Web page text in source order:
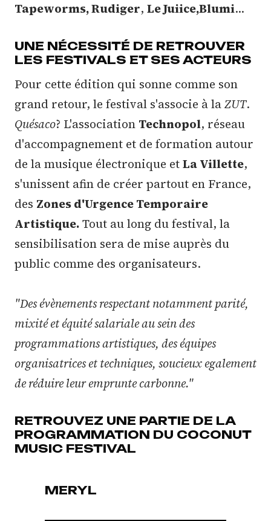
Tapeworms, Rudiger, Le Juiice,Blumi...
UNE NÉCESSITÉ DE RETROUVER
LES FESTIVALS ET SES ACTEURS
Pour cette édition qui sonne comme son
grand retour, le festival s'associe à laZUT.
Quésaco? L'association Technopol, réseau
d'accompagnement et de formation autour
de la musique électronique etLa Villette,
s'unissent afin de créer partout en France,
des Zones d'Urgence Temporaire
Artistique.Tout au long du festival, la
sensibilisation sera de mise auprès du
public comme des organisateurs.
"Des évènements respectant notamment parité,
mixité et équité salariale au sein des
programmations artistiques, des équipes
organisatrices et techniques, soucieux egalement
de réduire leur emprunte carbonne."
RETROUVEZ UNE PARTIE DE LA
PROGRAMMATION DU COCONUT
MUSIC FESTIVAL
MERYL